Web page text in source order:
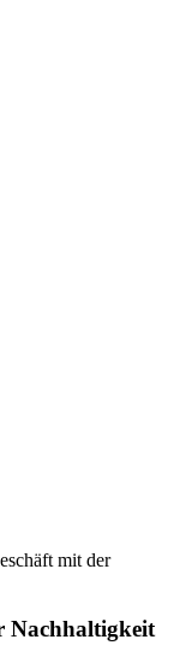
mit der
Nachhaltigkeit